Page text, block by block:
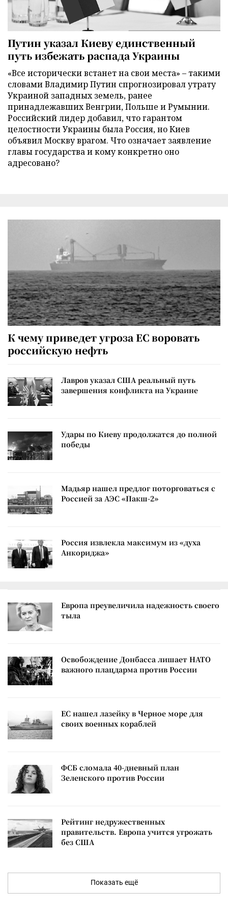
Путин указал Киеву единственный
путь избежать распада Украины
«Все исторически встанет на свои места» – такими
словами Владимир Путин спрогнозировал утрату
Украиной западных земель, ранее
принадлежавших Венгрии, Польше и Румынии.
Российский лидер добавил, что гарантом
целостности Украины была Россия, но Киев
объявил Москву врагом. Что означает заявление
главы государства и кому конкретно оно
адресовано?
К чему приведет угроза ЕС воровать
российскую нефть
Лавров указал США реальный путь
завершения конфликта на Украине
Удары по Киеву продолжатся до полной
победы
Мадьяр нашел предлог поторговаться с
Россией за АЭС «Пакш-2»
Россия извлекла максимум из «духа
Анкориджа»
Европа преувеличила надежность своего
тыла
Освобождение Донбасса лишает НАТО
важного плацдарма против России
ЕС нашел лазейку в Черное море для
своих военных кораблей
ФСБ сломала 40-дневный план
Зеленского против России
Рейтинг недружественных
правительств. Европа учится угрожать
без США
Показать ещё